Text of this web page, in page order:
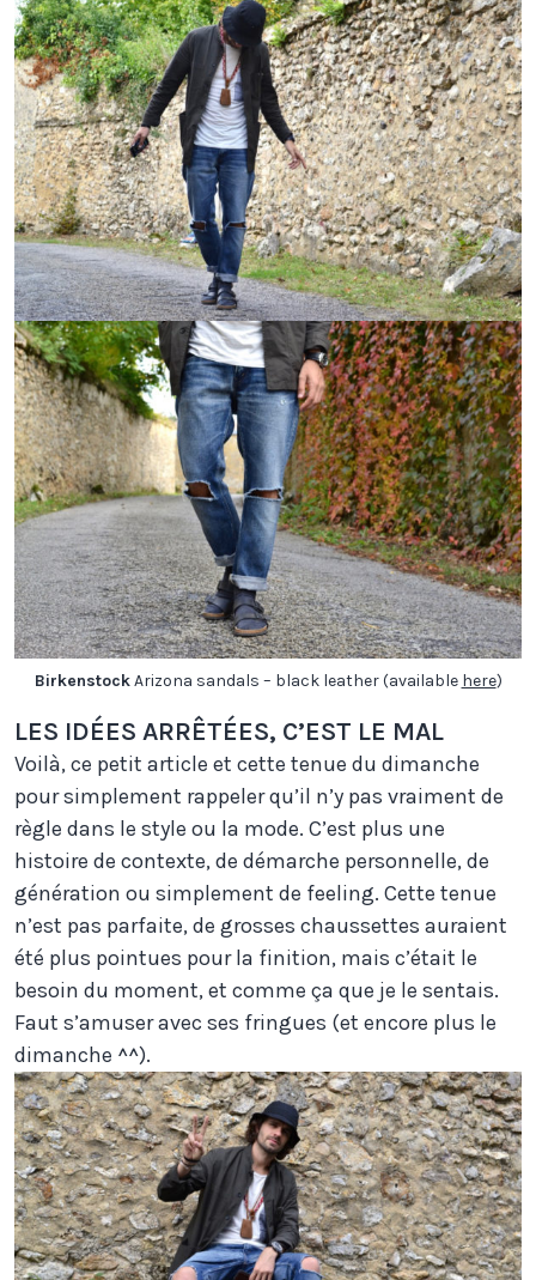
BirkenstockArizona sandals – black leather (available here)
LES IDÉES ARRÊTÉES, C’EST LE MAL
Voilà, ce petit article et cette tenue du dimanche
pour simplement rappeler qu’il n’y pas vraiment de
règle dans le style ou la mode. C’est plus une
histoire de contexte, de démarche personnelle, de
génération ou simplement de feeling. Cette tenue
n’est pas parfaite, de grosses chaussettes auraient
été plus pointues pour la finition, mais c’était le
besoin du moment, et comme ça que je le sentais.
Faut s’amuser avec ses fringues (et encore plus le
dimanche ^^).